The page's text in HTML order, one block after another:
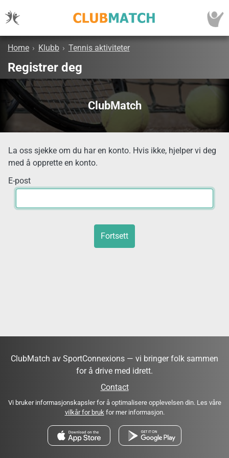
Home › Klubb › Tennis aktiviteter
Registrer deg
ClubMatch
La oss sjekke om du har en konto. Hvis ikke, hjelper vi deg
med å opprette en konto.
E-post
Fortsett
ClubMatch av SportConnexions — vi bringer folk sammen
for å drive med idrett.
Contact
Vi bruker informasjonskapsler for å optimalisere opplevelsen din. Les våre
vilkår for brukfor mer informasjon.